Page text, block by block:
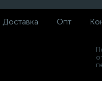
Доставка Опт